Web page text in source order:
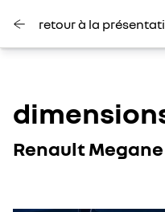
retour à la
Renault